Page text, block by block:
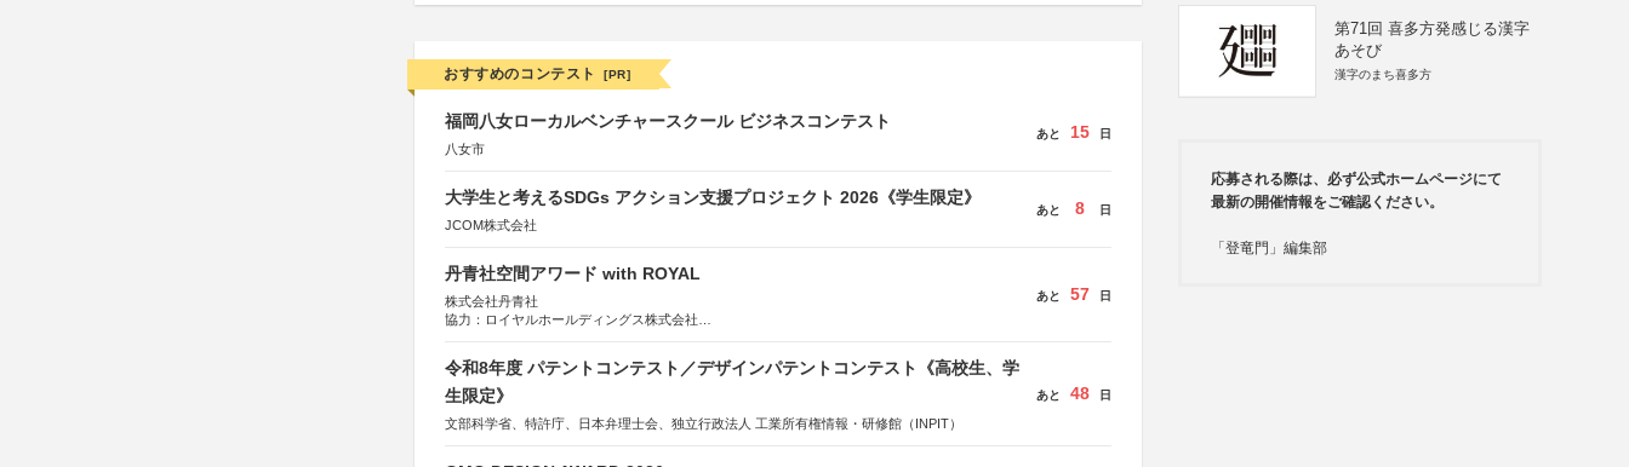
おすすめのコンテスト [PR]
福岡八女ローカルベンチャースクール ビジネスコンテスト
八女市
あと 15 日
大学生と考えるSDGs アクション支援プロジェクト 2026《学生限定》
JCOM株式会社
あと 8 日
丹青社空間アワード with ROYAL
株式会社丹青社
協力：ロイヤルホールディングス株式会社
あと 57 日
令和8年度 パテントコンテスト／デザインパテントコンテスト《高校生、学
生限定》
文部科学省、特許庁、日本弁理士会、独立行政法人 工業所有権情報・研修館（INPIT）
あと 48 日
第71回 喜多方発感じる漢字
あそび
漢字のまち喜多方
応募される際は、必ず公式ホームページにて
最新の開催情報をご確認ください。
「登竜門」編集部